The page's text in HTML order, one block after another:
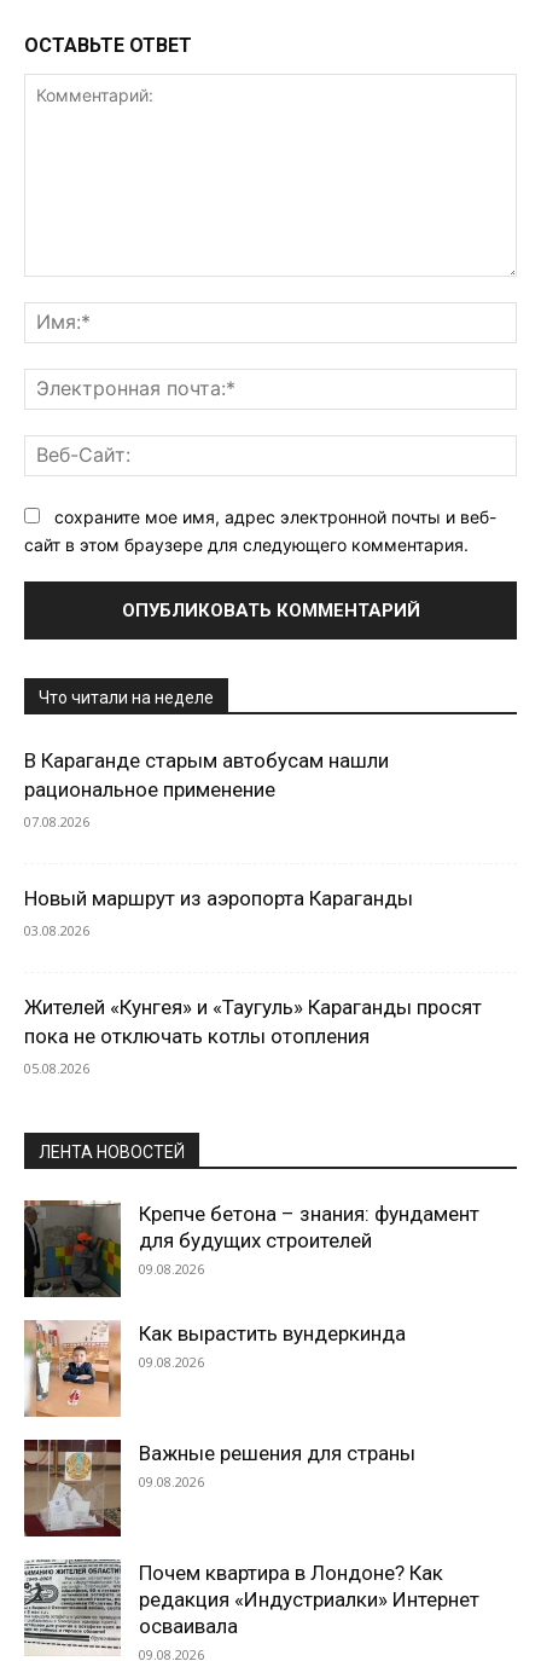
ОСТАВЬТЕ ОТВЕТ
сохраните мое имя, адрес электронной почты и веб-
сайт в этом браузере для следующего комментария.
Что читали на неделе
В Караганде старым автобусам нашли
рациональное применение
07.08.2026
Новый маршрут из аэропорта Караганды
03.08.2026
Жителей «Кунгея» и «Таугуль» Караганды просят
пока не отключать котлы отопления
05.08.2026
ЛЕНТА НОВОСТЕЙ
Крепче бетона – знания: фундамент
для будущих строителей
09.08.2026
Как вырастить вундеркинда
09.08.2026
Важные решения для страны
09.08.2026
Почем квартира в Лондоне? Как
редакция «Индустриалки» Интернет
осваивала
09.08.2026